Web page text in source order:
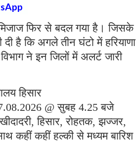
मिजाज फिर से बदल गया है। जिसके
है कि अगले तीन घंटो में हरियाणा
ने इन जिलों में अलर्ट जारी
हिसार
7.08.2026 @ सुबह 4.25 बजे
हिसार, रोहतक, झज्जर,
कहीं कहीं हल्की से मध्यम बारिश